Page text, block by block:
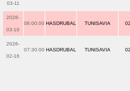
03-11
2026-
03-10
08:00:00 HASDRUBAL TUNISAVIA
2026-
02-16
07:30:00 HASDRUBAL TUNISAVIA